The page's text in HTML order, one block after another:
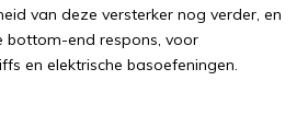
van deze versterker nog verder, en
bottom-end respons, voor
en elektrische basoefeningen.